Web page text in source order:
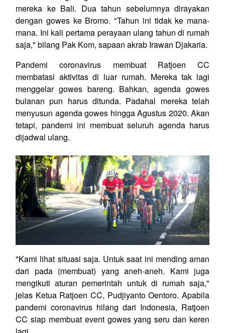
mereka ke Bali. Dua tahun sebelumnya dirayakan
dengan gowes ke Bromo. "Tahun ini tidak ke mana-
mana. Ini kali pertama perayaan ulang tahun di rumah
saja," bilang Pak Kom, sapaan akrab Irawan Djakaria.
Pandemi coronavirus membuat Ratjoen CC
membatasi aktivitas di luar rumah. Mereka tak lagi
menggelar gowes bareng. Bahkan, agenda gowes
bulanan pun harus ditunda. Padahal mereka telah
menyusun agenda gowes hingga Agustus 2020. Akan
tetapi, pandemi ini membuat seluruh agenda harus
dijadwal ulang.
"Kami lihat situasi saja. Untuk saat ini mending aman
dari pada (membuat) yang aneh-aneh. Kami juga
mengikuti aturan pemerintah untuk di rumah saja,"
jelas Ketua Ratjoen CC, Pudjiyanto Oentoro. Apabila
pandemi coronavirus hilang dari Indonesia, Ratjoen
CC siap membuat event gowes yang seru dan keren